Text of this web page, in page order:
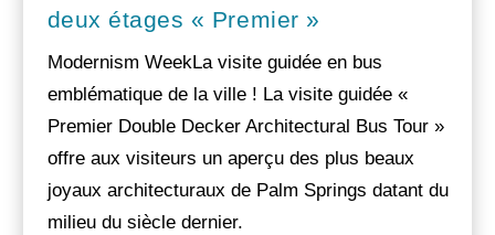
deux étages « Premier »
Modernism WeekLa visite guidée en bus
emblématique de la ville ! La visite guidée «
Premier Double Decker Architectural Bus Tour »
offre aux visiteurs un aperçu des plus beaux
joyaux architecturaux de Palm Springs datant du
milieu du siècle dernier.